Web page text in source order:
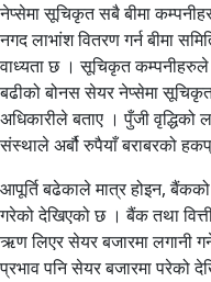
नेप्सेमा सूचिकृत सबै बीमा
नगद लाभांश वितरण गर्न बीमा
वाध्यता छ । सूचिकृत कम्पनीहरुले
बढीको बोनस सेयर नेप्सेमा
अधिकारीले बताए । पुँजी वृद्धिको
संस्थाले अर्बौ रुपैयाँ बराबरको
आपूर्ति बढेकाले मात्र होइन,
गरेको देखिएको छ । बैंक तथा
ऋण लिएर सेयर बजारमा लगानी
प्रभाव पनि सेयर बजारमा परेको